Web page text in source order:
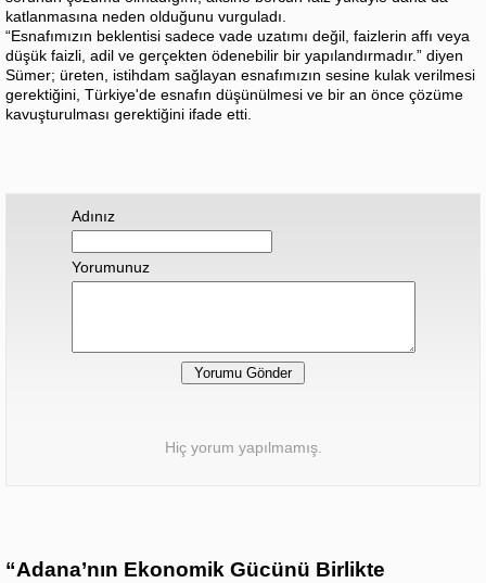
katlanmasına neden olduğunu vurguladı.
“Esnafımızın beklentisi sadece vade uzatımı değil, faizlerin affı veya
düşük faizli, adil ve gerçekten ödenebilir bir yapılandırmadır.” diyen
Sümer; üreten, istihdam sağlayan esnafımızın sesine kulak verilmesi
gerektiğini, Türkiye'de esnafın düşünülmesi ve bir an önce çözüme
kavuşturulması gerektiğini ifade etti.
Adınız
Yorumunuz
Hiç yorum yapılmamış.
“Adana’nın Ekonomik Gücünü Birlikte